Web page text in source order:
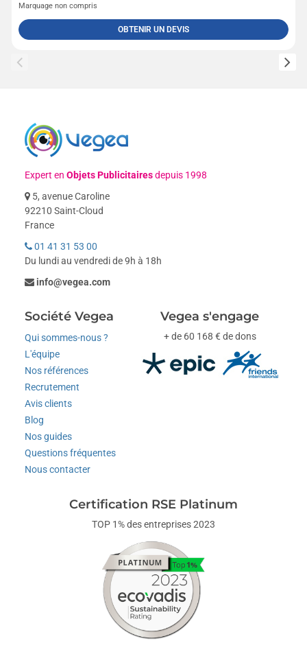
Marquage non compris
OBTENIR UN DEVIS
Expert enObjets Publicitairesdepuis 1998
5, avenue Caroline
92210 Saint-Cloud
France
01 41 31 53 00
Du lundi au vendredi de 9h à 18h
info@vegea.com
Société Vegea
Qui sommes-nous ?
L'équipe
Nos références
Recrutement
Avis clients
Blog
Nos guides
Questions fréquentes
Nous contacter
Vegea s'engage
+ de 60 168 € de dons
Certification RSE Platinum
TOP 1% des entreprises 2023